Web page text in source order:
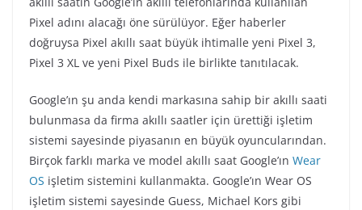
Pixel adını alacağı öne sürülüyor. Eğer haberler
doğruysa Pixel akıllı saat büyük ihtimalle yeni Pixel 3,
Pixel 3 XL ve yeni Pixel Buds ile birlikte tanıtılacak.
Google’ın şu anda kendi markasına sahip bir akıllı saati
bulunmasa da firma akıllı saatler için ürettiği işletim
sistemi sayesinde piyasanın en büyük oyuncularından.
Birçok farklı marka ve model akıllı saat Google’ın Wear
OS işletim sistemini kullanmakta. Google’ın Wear OS
işletim sistemi sayesinde Guess, Michael Kors gibi